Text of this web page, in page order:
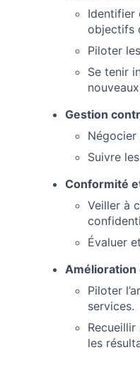
Identifier
objectifs
Piloter
Se tenir
Gestion
Négocier
Suivre
Conformité
Veiller à
Évaluer
Amélioration
Piloter
services.
les